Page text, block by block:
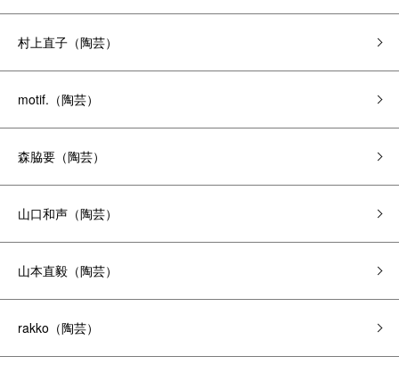
村上直子（陶芸）
motif.（陶芸）
森脇要（陶芸）
山口和声（陶芸）
山本直毅（陶芸）
rakko（陶芸）